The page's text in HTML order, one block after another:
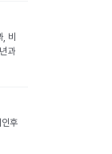
비
과
후